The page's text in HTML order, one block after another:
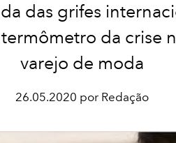
das grifes
da crise
varejo de moda
26.05.2020 por Redação